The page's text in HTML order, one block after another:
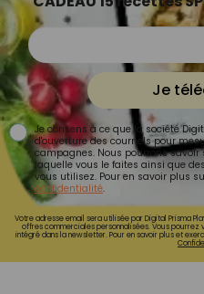
Je
Je consens à ce que la société
d'ouverture des courriels pour
campagnes. Nous pourrons savoir
laquelle vous le faites ainsi que
vous utilisez. Pour en savoir plus
confidentialité.
Votre adresse email sera utilisée par Digital Prisma
offres commerciales personnalisées. Vous pourrez
intégré dans la newsletter. Pour en savoir plus et